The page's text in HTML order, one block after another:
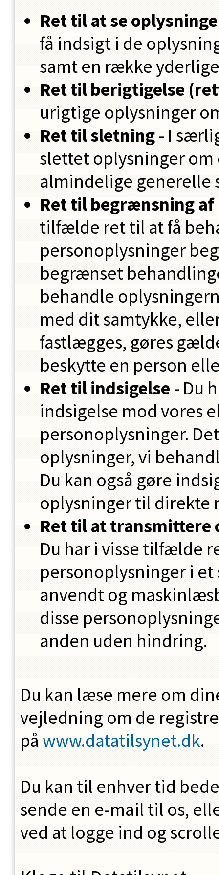
Ret til at se
få indsigt i de
samt en række
Ret til berigtigelse
urigtige oplysninger
Ret til sletning- I
slettet oplysninger
almindelige
Ret til begrænsning
tilfælde ret til at få
personoplysninger
begrænset
behandle
med dit samtykke,
fastlægges, gøres
beskytte en person
Ret til indsigelse - Du
indsigelse mod vores
personoplysninger.
oplysninger, vi
Du kan også gøre
oplysninger til direkte
Ret til at
Du har i visse tilfælde
personoplysninger i
anvendt og
disse
anden uden hindring.
Du kan læse mere om
vejledning om de
på www.datatilsynet.dk.
Du kan til enhver tid
sende en e-mail til os,
ved at logge ind og